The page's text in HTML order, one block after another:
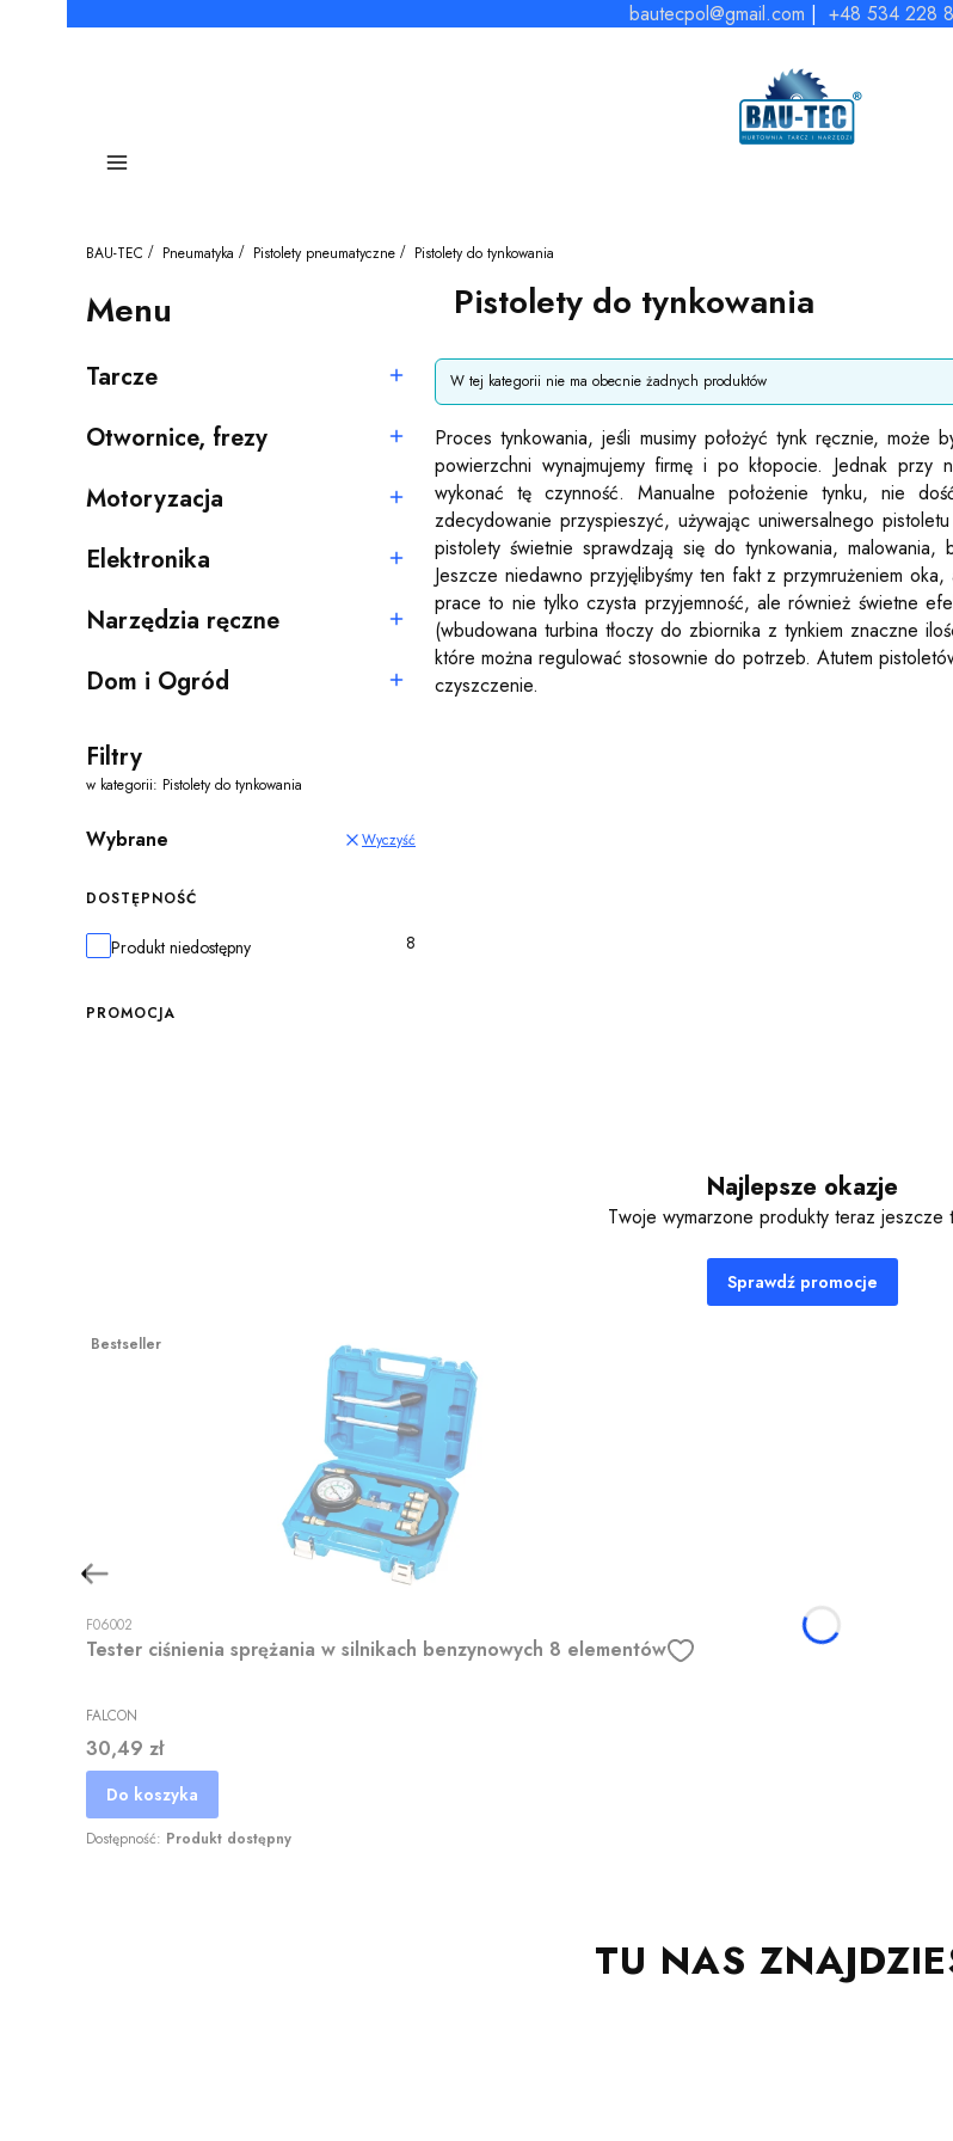
bautecpol@gmail.com | +48 534 228
Menu
BAU-TEC Pneumatyka Pistolety pneumatyczne Pistolety do tynkowania
Menu
Kategoria - Tarcze
Tarcze
Kategoria - Otwornice, frezy
Otwornice, frezy
Kategoria - Motoryzacja
Motoryzacja
Kategoria - Elektronika
Elektronika
Kategoria - Narzędzia ręczne
Narzędzia ręczne
Kategoria - Dom i Ogród
Dom i Ogród
Filtry
w kategorii: Pistolety do tynkowania
Wybrane Wyczyść
DOSTĘPNOŚĆ
Dostępność
Produkt niedostępny 8
PROMOCJA
Pistolety do tynkowania
Lista produktów
W tej kategorii nie ma obecnie żadnych produktów
Proces tynkowania, jeśli musimy położyć tynk ręcznie,
powierzchni wynajmujemy firmę i po kłopocie. Jednak przy
wykonać tę czynność. Manualne położenie tynku, nie
zdecydowanie przyspieszyć, używając uniwersalnego
pistolety świetnie sprawdzają się do tynkowania,
Jeszcze niedawno przyjęlibyśmy ten fakt z przymrużeniem
prace to nie tylko czysta przyjemność, ale również świetne
(wbudowana turbina tłoczy do zbiornika z tynkiem znaczne
które można regulować stosownie do potrzeb. Atutem
czyszczenie.
Najlepsze okazje
Twoje wymarzone produkty teraz jeszcze
Sprawdź promocje
Bestseller
F06002
Tester ciśnienia sprężania w silnikach benzynowych 8 elementów
FALCON
Cena
30,49 zł
Do koszyka
Dostępność: Produkt dostępny
TU NAS